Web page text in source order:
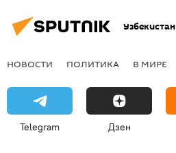
Узбекистан
НОВОСТИ ПОЛИТИКА В МИРЕ
Telegram Дзен